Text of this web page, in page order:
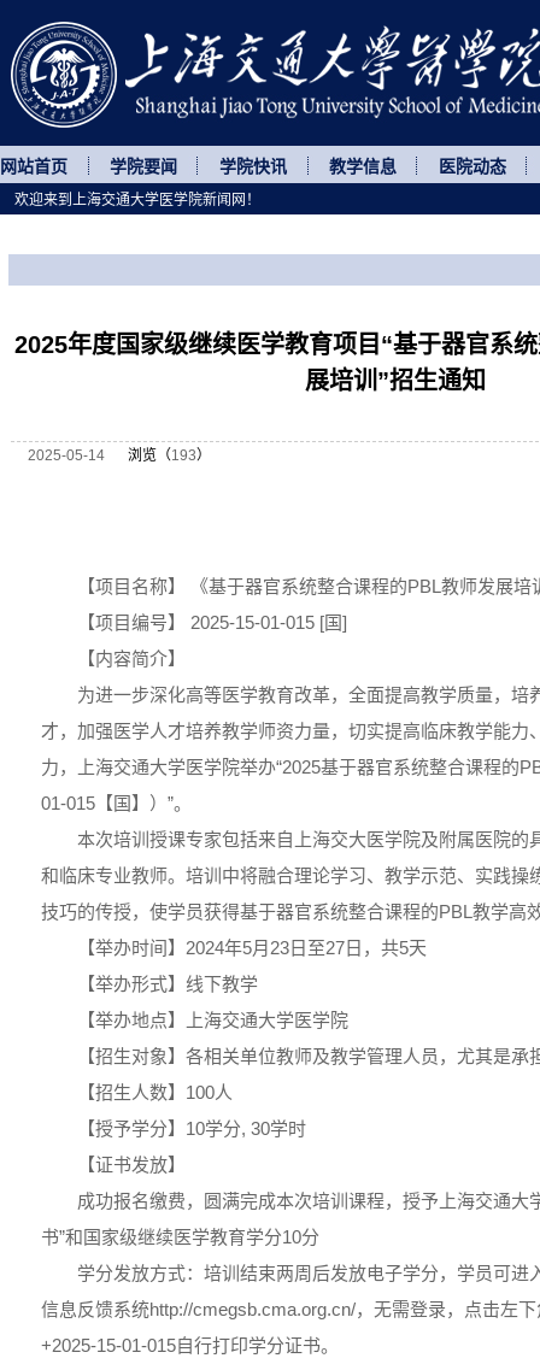
网站首页 学院要闻 学院快讯 教学信息 医院动态
2025年度国家级继续医学教育项目“基于器官系
展培训”招生通知
2025-05-14 浏览（193）
【项目名称】 《基于器官系统整合课程的PBL教师发展培
【项目编号】 2025-15-01-015 [国]
【内容简介】
为进一步深化高等医学教育改革，全面提高教学质量，培
才，加强医学人才培养教学师资力量，切实提高临床教学能力
力，上海交通大学医学院举办“2025基于器官系统整合课程的
01-015【国】）”。
本次培训授课专家包括来自上海交大医学院及附属医院的
和临床专业教师。培训中将融合理论学习、教学示范、实践操
技巧的传授，使学员获得基于器官系统整合课程的PBL教学高
【举办时间】2024年5月23日至27日，共5天
【举办形式】线下教学
【举办地点】上海交通大学医学院
【招生对象】各相关单位教师及教学管理人员，尤其是
【招生人数】100人
【授予学分】10学分, 30学时
【证书发放】
成功报名缴费，圆满完成本次培训课程，授予上海交通大
书”和国家级继续医学教育学分10分
学分发放方式：培训结束两周后发放电子学分，学员可进
信息反馈系统http://cmegsb.cma.org.cn/，无需登录，点击左
+2025-15-01-015自行打印学分证书。
欢迎来到上海交通大学医学院新闻网！